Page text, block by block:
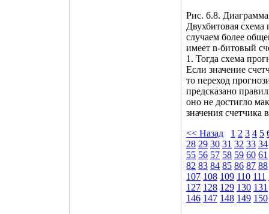
Рис. 6.8.
Двухбитовая схема
случаем более
имеет n-битовый
1. Тогда схема
Если значение
то переход
предсказано
оно не достигло
значения счетчика
<< Назад
1 2 3 4 5
28 29 30 31 32 33 34
55 56 57 58 59 60 61
82 83 84 85 86 87 88
107 108 109 110 111
127 128 129 130 131
146 147 148 149 150